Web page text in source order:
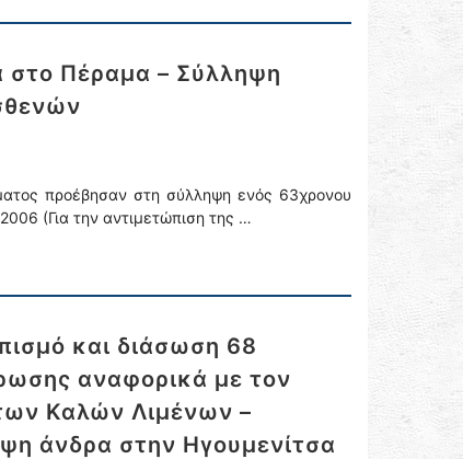
στο Πέραμα – Σύλληψη
προέβησαν στη σύλληψη ενός 63χρονου
(Για την αντιμετώπιση της …
και διάσωση 68
αναφορικά με τον
Καλών Λιμένων –
άνδρα στην Ηγουμενίτσα